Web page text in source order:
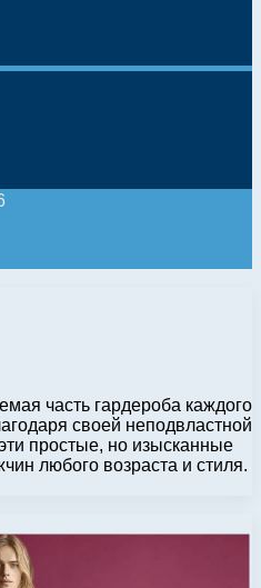
часть гардероба каждого
своей неподвластной
простые, но изысканные
любого возраста и стиля.